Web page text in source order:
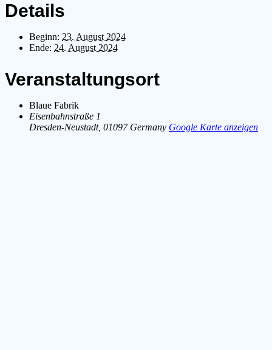
Details
Beginn: 23. August 2024
Ende: 24. August 2024
Veranstaltungsort
Blaue Fabrik
Eisenbahnstraße 1
Dresden-Neustadt, 01097 Germany Google Karte anzeigen